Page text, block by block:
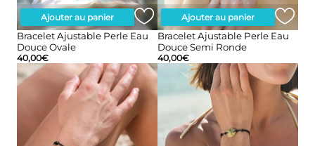
Ajouter au panier
Bracelet Ajustable Perle Eau
Douce Ovale
40,00€
Ajouter au panier
Bracelet Ajustable Perle Eau
Douce Semi Ronde
40,00€